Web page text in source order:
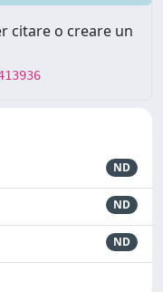
citare o creare un
ND
ND
ND